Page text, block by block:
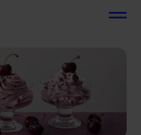
Menu